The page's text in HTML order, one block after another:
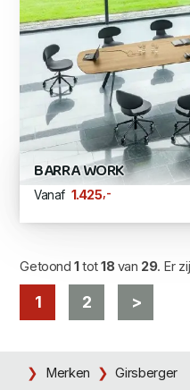
BARRA WORK
Vanaf 1.425,-
Getoond 1 tot18van 29. Er
1 2 >
Merken Girsberger